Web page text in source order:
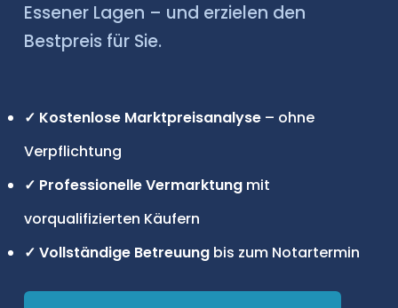
Essener Lagen – und erzielen den
Bestpreis für Sie.
✓ Kostenlose Marktpreisanalyse– ohne
Verpflichtung
✓ Professionelle Vermarktungmit
vorqualifizierten Käufern
✓ Vollständige Betreuungbis zum Notartermin